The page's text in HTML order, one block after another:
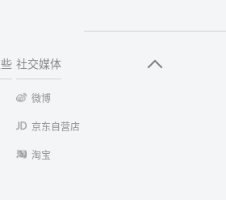
社交媒体
微博
京东自营店
淘宝